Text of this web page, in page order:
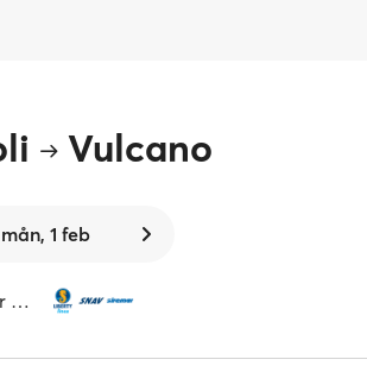
Vulcano
mån, 1 feb
…